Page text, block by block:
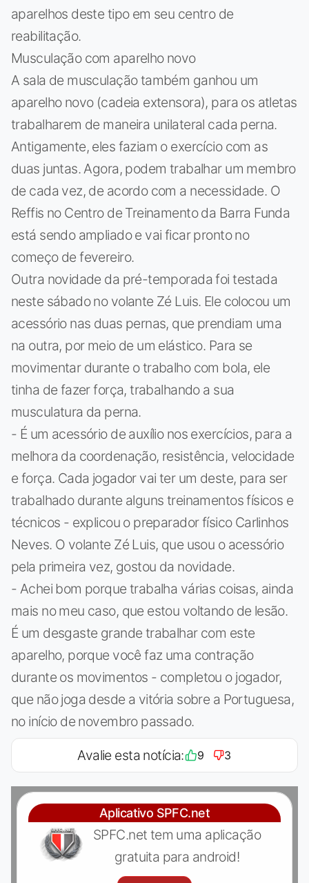
aparelhos deste tipo em seu centro de
reabilitação.
Musculação com aparelho novo
A sala de musculação também ganhou um
aparelho novo (cadeia extensora), para os atletas
trabalharem de maneira unilateral cada perna.
Antigamente, eles faziam o exercício com as
duas juntas. Agora, podem trabalhar um membro
de cada vez, de acordo com a necessidade. O
Reffis no Centro de Treinamento da Barra Funda
está sendo ampliado e vai ficar pronto no
começo de fevereiro.
Outra novidade da pré-temporada foi testada
neste sábado no volante Zé Luis. Ele colocou um
acessório nas duas pernas, que prendiam uma
na outra, por meio de um elástico. Para se
movimentar durante o trabalho com bola, ele
tinha de fazer força, trabalhando a sua
musculatura da perna.
- É um acessório de auxílio nos exercícios, para a
melhora da coordenação, resistência, velocidade
e força. Cada jogador vai ter um deste, para ser
trabalhado durante alguns treinamentos físicos e
técnicos - explicou o preparador físico Carlinhos
Neves. O volante Zé Luis, que usou o acessório
pela primeira vez, gostou da novidade.
- Achei bom porque trabalha várias coisas, ainda
mais no meu caso, que estou voltando de lesão.
É um desgaste grande trabalhar com este
aparelho, porque você faz uma contração
durante os movimentos - completou o jogador,
que não joga desde a vitória sobre a Portuguesa,
no início de novembro passado.
Avalie esta notícia: 9 3
Aplicativo SPFC.net
SPFC.net tem uma aplicação
gratuita para android!